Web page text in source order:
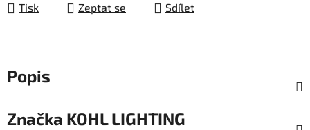
Tisk Zeptat se Sdílet
Popis
Značka KOHL LIGHTING